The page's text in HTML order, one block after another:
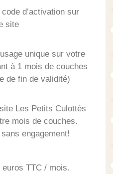
d’activation sur
site
unique sur votre
à 1 mois de couches
de fin de validité)
Les Petits Culottés
mois de couches.
sans engagement!
euros TTC / mois.